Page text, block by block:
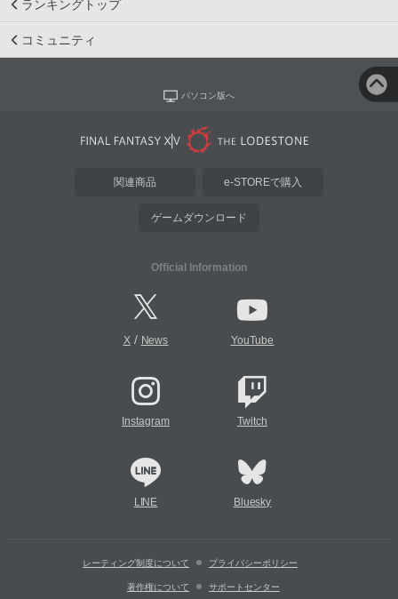
ランキングトップ
コミュニティ
パソコン版へ
関連商品 e-STOREで購入
ゲームダウンロード
Official Information
X/ News YouTube
Instagram Twitch
LINE Bluesky
レーティング制度について プライバシーポリシー
著作権について サポートセンター